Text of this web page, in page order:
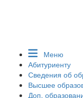
Меню
Абитуриенту
Сведения об
Высшее
Доп.